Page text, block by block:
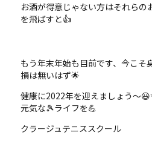
お酒が得意じゃない方はそれらの
を飛ばすと👍
もう年末年始も目前です、今こそ
損は無いはず🌟
健康に2022年を迎えましょう～
元気な🎾ライフを💪
クラージュテニススクール